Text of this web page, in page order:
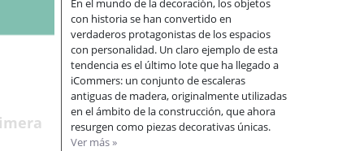
de
al
y tejido
salón
toque
ahora
En el mundo de la decoración, los objetos
con historia se han convertido en
verdaderos protagonistas de los espacios
con personalidad. Un claro ejemplo de esta
tendencia es el último lote que ha llegado a
iCommers: un conjunto de escaleras
antiguas de madera, originalmente utilizadas
en el ámbito de la construcción, que ahora
resurgen como piezas decorativas únicas.
Ver más »